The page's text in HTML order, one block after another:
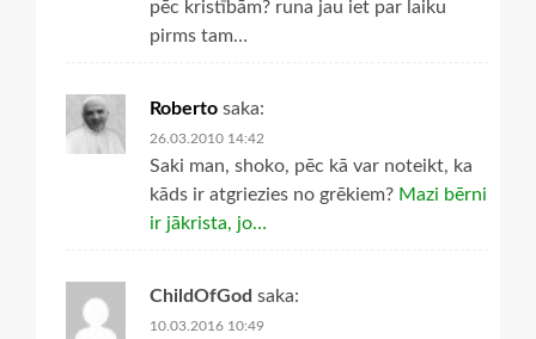
pēc kristībām? runa jau iet par laiku
pirms tam…
Roberto saka:
26.03.2010 14:42
Saki man, shoko, pēc kā var noteikt, ka
kāds ir atgriezies no grēkiem? Mazi bērni
ir jākrista, jo…
ChildOfGod saka:
10.03.2016 10:49